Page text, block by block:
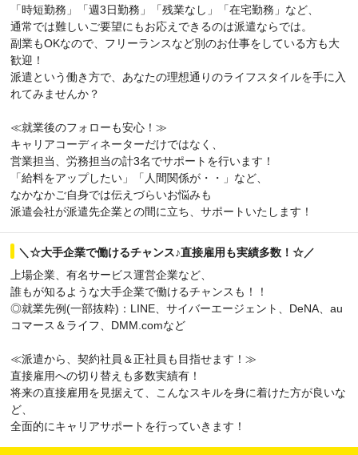
「時短勤務」「週3日勤務」「残業なし」「在宅勤務」など、
通常では難しいご要望にもお応えできるのは派遣ならでは。
副業もOKなので、フリーランスなど別のお仕事をしている方も大
歓迎！
派遣という働き方で、あなたの理想通りのライフスタイルを手に入
れてみませんか？
≪就業後のフォローも安心！≫
キャリアコーディネーターだけではなく、
営業担当、労務担当の計3名でサポートを行います！
「給料をアップしたい」「人間関係が・・」など、
なかなかご自身では伝えづらいお悩みも
派遣会社が派遣先企業との間に立ち、サポートいたします！
＼☆大手企業で働けるチャンス♪直接雇用も実績多数！☆／
上場企業、有名サービス運営企業など、
誰もが知るような大手企業で働けるチャンスも！！
◎就業先例(一部抜粋)：LINE、サイバーエージェント、DeNA、au
コマース＆ライフ、DMM.comなど
≪派遣から、契約社員＆正社員も目指せます！≫
直接雇用への切り替えも多数実績有！
将来の直接雇用を見据えて、こんなスキルを身に着けた方が良いな
ど、
全面的にキャリアサポートを行っていきます！